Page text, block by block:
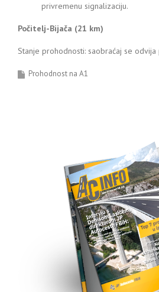
privremenu signalizaciju.
Počitelj-Bijača (21 km)
Stanje prohodnosti: saobraćaj se
Prohodnost na A1